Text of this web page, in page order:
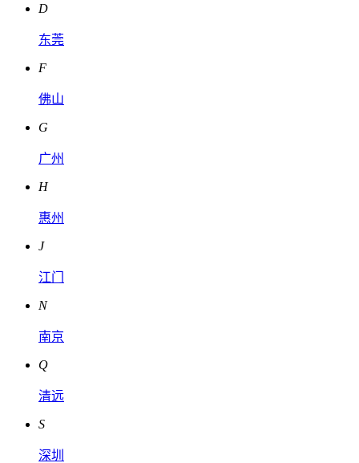
D
东莞
F
佛山
G
广州
H
惠州
J
江门
N
南京
Q
清远
S
深圳